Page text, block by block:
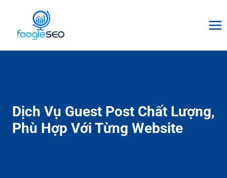
content
Dịch Vụ Guest Post Chất Lượng,
Phù Hợp Với Từng Website